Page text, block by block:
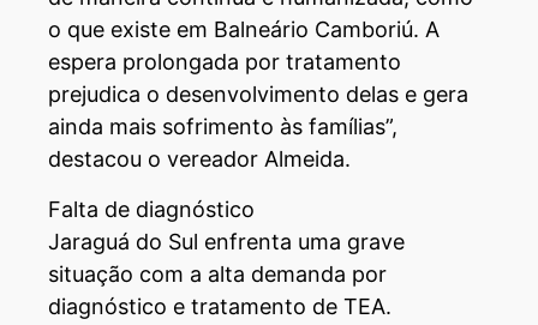
o que existe em Balneário Camboriú. A
espera prolongada por tratamento
prejudica o desenvolvimento delas e gera
ainda mais sofrimento às famílias”,
destacou o vereador Almeida.
Falta de diagnóstico
Jaraguá do Sul enfrenta uma grave
situação com a alta demanda por
diagnóstico e tratamento de TEA.